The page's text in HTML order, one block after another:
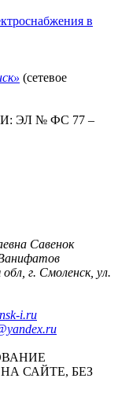
в
(сетевое
ЭЛ № ФС 77 –
Савенок
г. Смоленск, ул.
i.ru
САЙТЕ, БЕЗ